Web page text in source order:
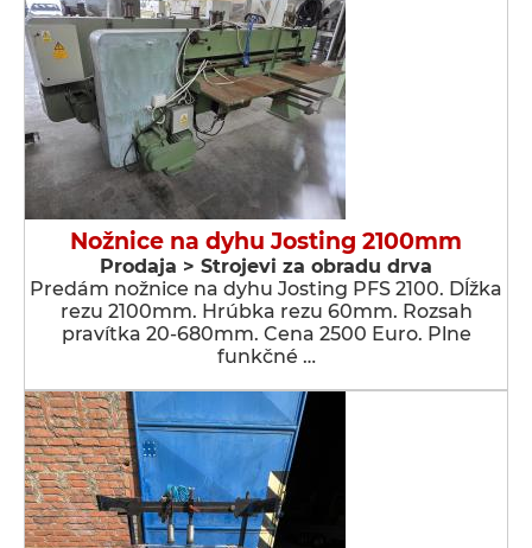
Nožnice na dyhu Josting 2100mm
Prodaja > Strojevi za obradu drva
Predám nožnice na dyhu Josting PFS 2100. Dĺžka
rezu 2100mm. Hrúbka rezu 60mm. Rozsah
pravítka 20-680mm. Cena 2500 Euro. Plne
funkčné …